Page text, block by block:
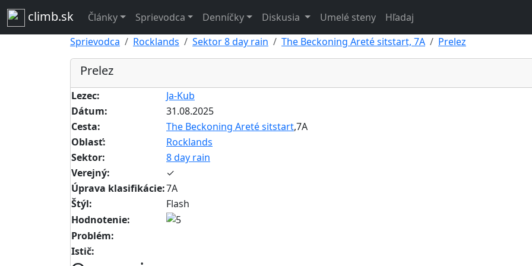
climb.sk Články Sprievodca Denníčky Diskusia Umelé steny Hľadaj
Sprievodca
Rocklands Sektor 8 day rain The Beckoning Areté sitstart, 7A Prelez
Prelez
Lezec:
Ja-Kub
Dátum:
31.08.2025
Cesta:
The Beckoning Areté sitstart,7A
Oblasť:
Rocklands
Sektor:
8 day rain
Verejný:
✓
Úprava klasifikácie:7A
Štýl:
Flash
Hodnotenie:
Problém:
Istič: